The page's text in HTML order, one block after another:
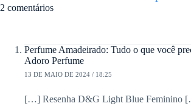
2 comentários
Perfume Amadeirado: Tudo o que você
Adoro Perfume
13 DE MAIO DE 2024 / 18:25
[…] Resenha D&G Light Blue Feminino